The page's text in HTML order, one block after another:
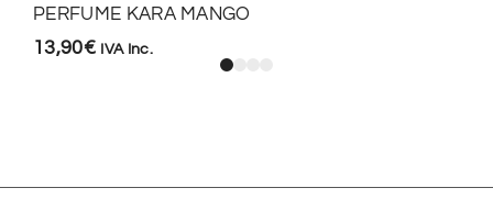
PERFUME KARA MANGO
13,90€ IVA Inc.